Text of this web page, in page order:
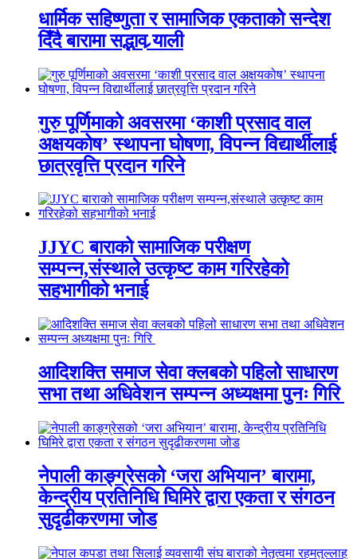
धार्मिक सहिष्णुता र सामाजिक एकताको सन्देश
दिँदै बारामा सद्भाव र्‍याली
गुरु पूर्णिमाको अवसरमा ‘काशी प्रसाद वाल
अक्षयकोष’ स्थापना घोषणा, विपन्न विद्यार्थीलाई
छात्रवृत्ति प्रदान गरिने
JJYC बाराको सामाजिक परीक्षण
सम्पन्न,संस्थाले उत्कृष्ट काम गरिरहेको
सहभागीको भनाई
आदिशक्ति समाज सेवा क्लबको पहिलो साधारण
सभा तथा अधिवेशन सम्पन्न अध्यक्षमा पुनः गिरि
नेपाली काङ्ग्रेसको ‘जरा अभियान’ बारामा,
केन्द्रीय प्रतिनिधि घिमिरे द्वारा एकता र संगठन
सुदृढीकरणमा जोड